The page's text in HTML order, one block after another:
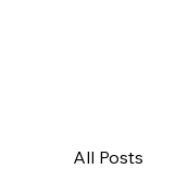
All Posts